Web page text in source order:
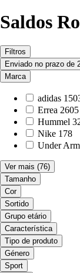
Saldos
Filtros
Enviado no prazo de
Marca
adidas
Errea 2605
Hummel
Nike 178
Under
Ver mais (76)
Tamanho
Cor
Sortido
Grupo etário
Característica
Tipo de produto
Género
Sport